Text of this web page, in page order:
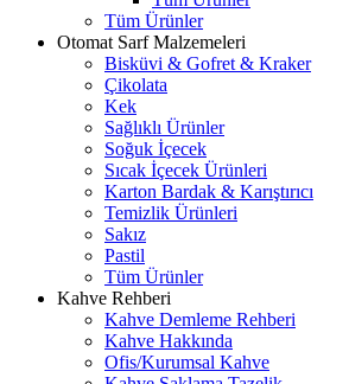
Tüm Ürünler
Otomat Sarf Malzemeleri
Bisküvi & Gofret & Kraker
Çikolata
Kek
Sağlıklı Ürünler
Soğuk İçecek
Sıcak İçecek Ürünleri
Karton Bardak & Karıştırıcı
Temizlik Ürünleri
Sakız
Pastil
Tüm Ürünler
Kahve Rehberi
Kahve Demleme Rehberi
Kahve Hakkında
Ofis/Kurumsal Kahve